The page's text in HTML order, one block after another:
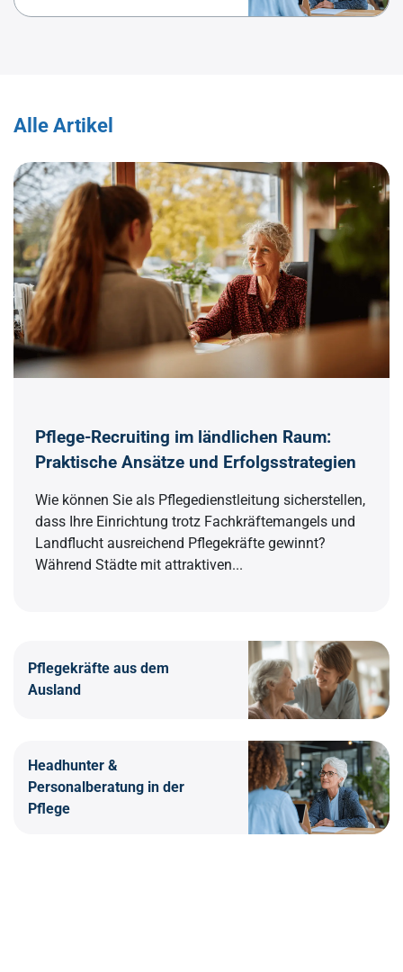
Alle Artikel
Pflege-Recruiting im ländlichen Raum:
Praktische Ansätze und Erfolgsstrategien
Wie können Sie als Pflegedienstleitung sicherstellen,
dass Ihre Einrichtung trotz Fachkräftemangels und
Landflucht ausreichend Pflegekräfte gewinnt?
Während Städte mit attraktiven...
Pflegekräfte aus dem
Ausland
Headhunter &
Personalberatung in der
Pflege